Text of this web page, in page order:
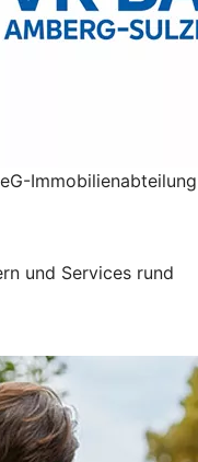
Immobilienabteilung
und Services rund